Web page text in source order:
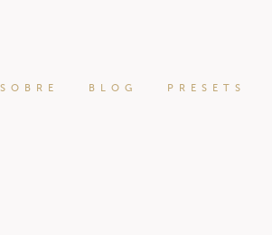
SOBRE BLOG PRESETS